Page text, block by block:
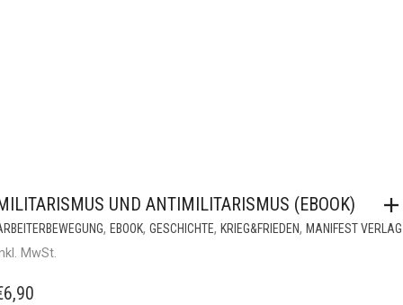
UND ANTIMILITARISMUS (EBOOK)
, EBOOK, GESCHICHTE, KRIEG&FRIEDEN, MANIFEST VERLAG
MwSt.
6,90